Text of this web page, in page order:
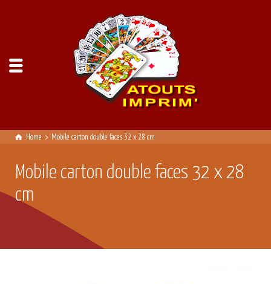
Home Mobile carton double faces 32 x 28 cm
Mobile carton double faces 32 x 28
cm